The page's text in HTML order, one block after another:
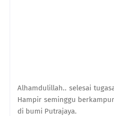
Alhamdulillah.. selesai
Hampir seminggu
di bumi Putrajaya.